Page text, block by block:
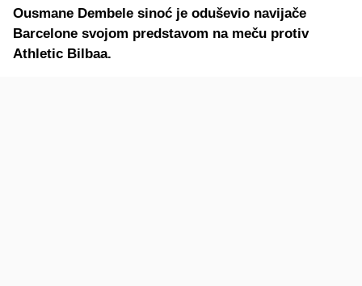
Ousmane Dembele sinoć je oduševio navijače
Barcelone svojom predstavom na meču protiv
Athletic Bilbaa.